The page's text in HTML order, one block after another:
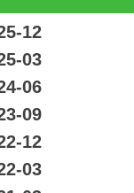
12
03
06
09
12
03